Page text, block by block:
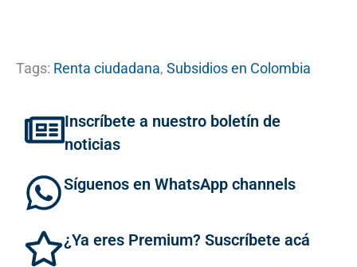
Tags: Renta ciudadana, Subsidios en Colombia
Inscríbete a nuestro boletín de
noticias
Síguenos en WhatsApp channels
¿Ya eres Premium? Suscríbete acá